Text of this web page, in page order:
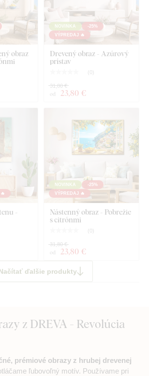
na montáž
obraz
NOVINKA
-25%
VÝPREDAJ 🔥
Drevený obraz - Azúrový
prístav
( 0)
od 23,80 €
31,80 €
-
NOVINKA
-25%
VÝPREDAJ 🔥
Nástenný obraz - Pobrežie
s citrónmi
( 0)
od 23,80 €
31,80 €
ďalšie produkty
z DREVA - Revolúcia
prémiové obrazy z hrubej drevenej
ľubovoľný motív. Používame pri